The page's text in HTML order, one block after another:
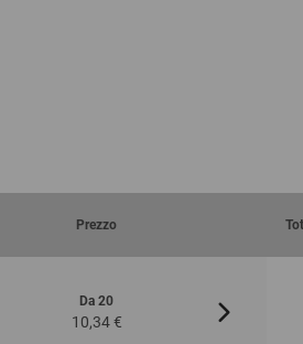
Prezzo
Da 20
10,34 €